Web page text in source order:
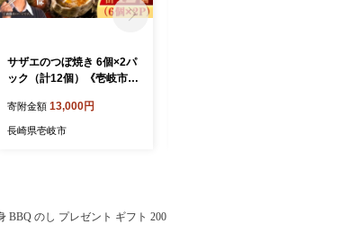
サザエのつぼ焼き 6個×2パ
ック（計12個）《壱岐市》
ざえ サザエ 栄螺 つぼ焼き
BBQ おつまみ つまみ 海鮮
寄附金額 13,000円
長崎県壱岐市
BBQ のし プレゼント ギフト 200